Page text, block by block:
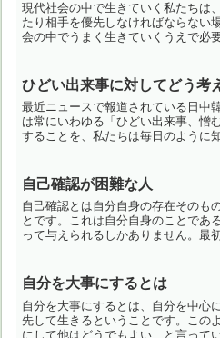
現代社会の中で生きていく私たちは
たり相手を優先しなければならない
会の中でうまく生きていくうえで必
なかでは和が重視され、往々にして
ひどい出来事に対してどう考
最近ニュースで報道されている日中
は常にいわゆる「ひどい出来事、憎
することを、私たちは毎日のように
うな情報に接すると、心が動きます
自己確認が困難な人
自己確認とは自分自身の存在そのも
とです。これは自分自身のことであ
って与えられるしかありません。最
から子に与えられる愛情を通して得
自分を大事にするとは
自分を大事にするとは、自分を中心
先して生きるということです。この
にして他はどうでもよい、と言って